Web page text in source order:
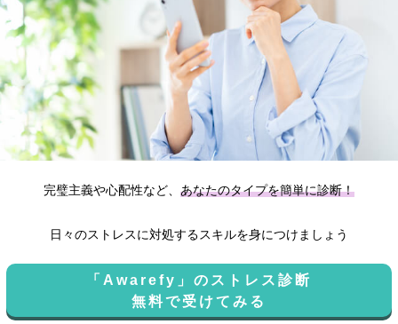
完璧主義や心配性など、 あなたのタイプを簡単に診断！
日々のストレスに対処するスキルを身につけましょう
「Awarefy」のストレス診断
無料で受けてみる